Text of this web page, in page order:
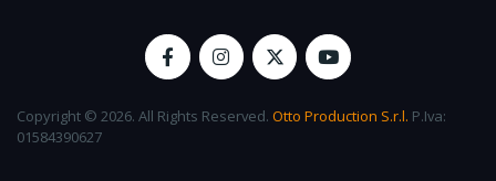
Copyright © 2026. All Rights Reserved. Otto Production S.r.l. P.Iva:
01584390627